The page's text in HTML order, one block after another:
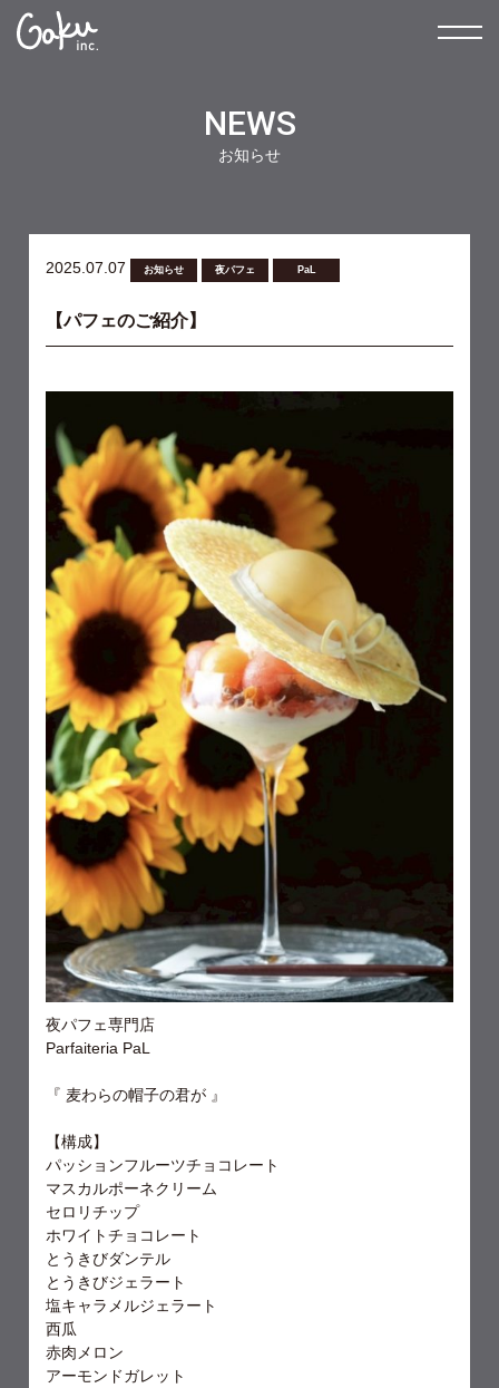
NEWS
お知らせ
2025.07.07 お知らせ 夜パフェ PaL
【パフェのご紹介】
夜パフェ専門店
Parfaiteria PaL
『 麦わらの帽子の君が 』
【構成】
パッションフルーツチョコレート
マスカルポーネクリーム
セロリチップ
ホワイトチョコレート
とうきびダンテル
とうきびジェラート
塩キャラメルジェラート
西瓜
赤肉メロン
アーモンドガレット